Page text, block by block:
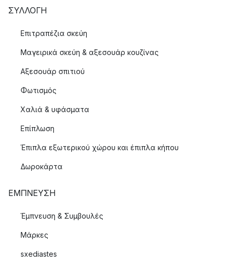
ΣΥΛΛΟΓΉ
Επιτραπέζια σκεύη
Μαγειρικά σκεύη & αξεσουάρ κουζίνας
Αξεσουάρ σπιτιού
Φωτισμός
Χαλιά & υφάσματα
Επίπλωση
Έπιπλα εξωτερικού χώρου και έπιπλα κήπου
Δωροκάρτα
ΈΜΠΝΕΥΣΗ
Έμπνευση & Συμβουλές
Μάρκες
sxediastes